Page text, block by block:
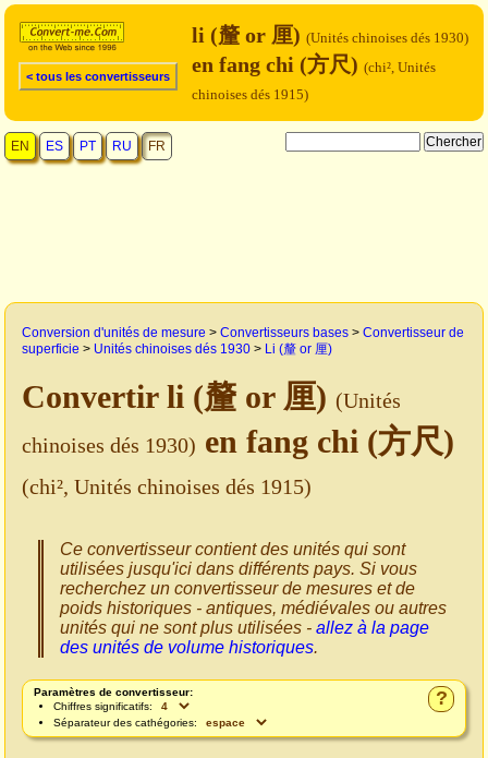
< tous les convertisseurs
li (釐 or 厘) (Unités chinoises dés 1930)
en fang chi (方尺) (chi², Unités
chinoises dés 1915)
EN ES PT RU FR
Conversion d'unités de mesure > Convertisseurs bases > Convertisseur de
superficie > Unités chinoises dés 1930 > Li (釐 or 厘)
Convertir li (釐 or 厘) (Unités
chinoises dés 1930) en fang chi (方尺)
(chi², Unités chinoises dés 1915)
Ce convertisseur contient des unités qui sont
utilisées jusqu'ici dans différents pays. Si vous
recherchez un convertisseur de mesures et de
poids historiques - antiques, médiévales ou autres
unités qui ne sont plus utilisées - allez à la page
des unités de volume historiques.
?
Paramètres de convertisseur:
Chiffres significatifs:
Séparateur des cathégories: